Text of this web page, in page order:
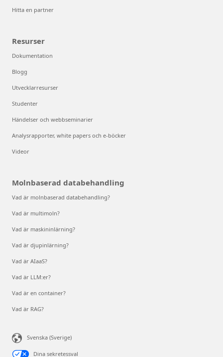
Hitta en partner
Resurser
Dokumentation
Blogg
Utvecklarresurser
Studenter
Händelser och webbseminarier
Analysrapporter, white papers och e-böcker
Videor
Molnbaserad databehandling
Vad är molnbaserad databehandling?
Vad är multimoln?
Vad är maskininlärning?
Vad är djupinlärning?
Vad är AIaaS?
Vad är LLM:er?
Vad är en container?
Vad är RAG?
Svenska (Sverige)
Dina sekretessval